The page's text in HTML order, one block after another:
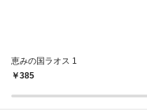
恵みの国ラオス 1
385